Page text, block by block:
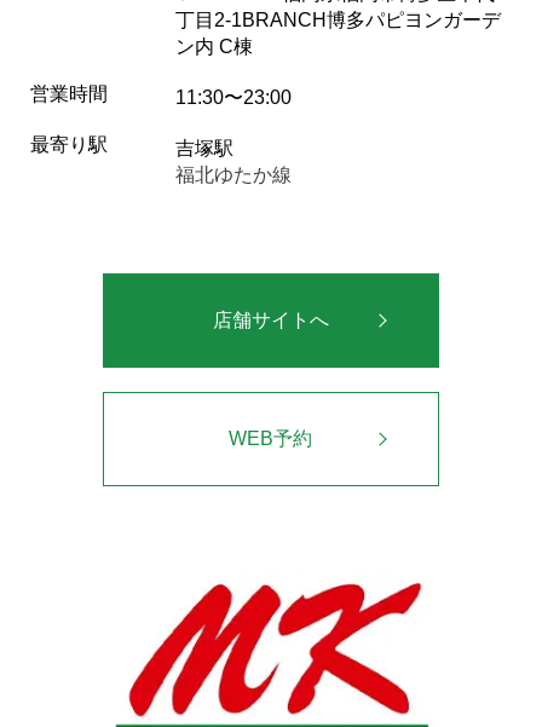
丁目2-1BRANCH博多パピヨンガーデ
ン内 C棟
営業時間 11:30〜23:00
最寄り駅
吉塚駅
福北ゆたか線
店舗サイトへ
WEB予約